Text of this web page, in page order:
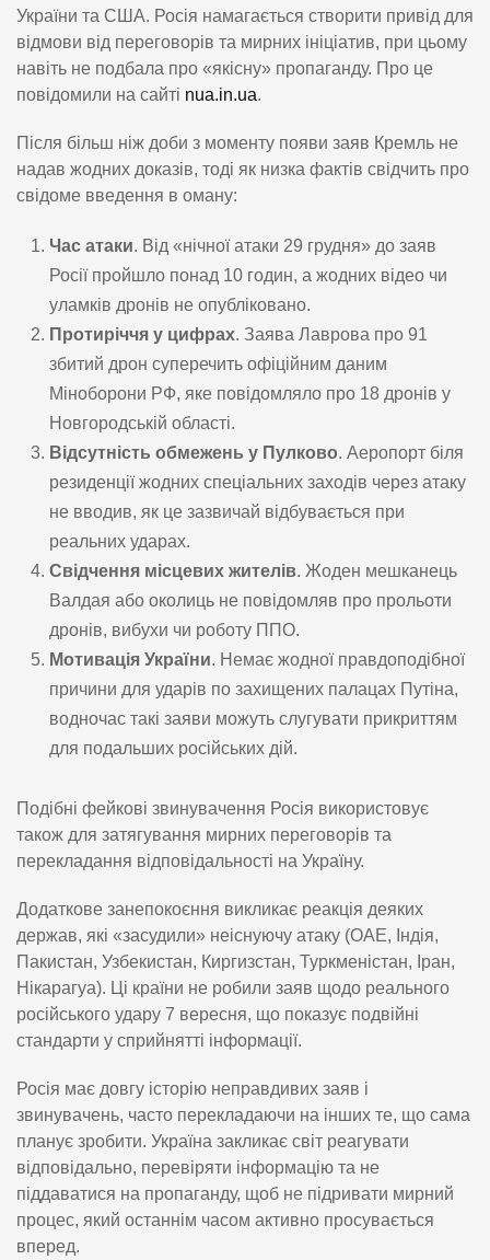
України та США. Росія намагається створити привід для
відмови від переговорів та мирних ініціатив, при цьому
навіть не подбала про «якісну» пропаганду. Про це
повідомили на сайті nua.in.ua.
Після більш ніж доби з моменту появи заяв Кремль не
надав жодних доказів, тоді як низка фактів свідчить про
свідоме введення в оману:
Час атаки. Від «нічної атаки 29 грудня» до заяв
Росії пройшло понад 10 годин, а жодних відео чи
уламків дронів не опубліковано.
Протиріччя у цифрах. Заява Лаврова про 91
збитий дрон суперечить офіційним даним
Міноборони РФ, яке повідомляло про 18 дронів у
Новгородській області.
Відсутність обмежень у Пулково. Аеропорт біля
резиденції жодних спеціальних заходів через атаку
не вводив, як це зазвичай відбувається при
реальних ударах.
Свідчення місцевих жителів. Жоден мешканець
Валдая або околиць не повідомляв про прольоти
дронів, вибухи чи роботу ППО.
Мотивація України. Немає жодної правдоподібної
причини для ударів по захищених палацах Путіна,
водночас такі заяви можуть слугувати прикриттям
для подальших російських дій.
Подібні фейкові звинувачення Росія використовує
також для затягування мирних переговорів та
перекладання відповідальності на Україну.
Додаткове занепокоєння викликає реакція деяких
держав, які «засудили» неіснуючу атаку (ОАЕ, Індія,
Пакистан, Узбекистан, Киргизстан, Туркменістан, Іран,
Нікарагуа). Ці країни не робили заяв щодо реального
російського удару 7 вересня, що показує подвійні
стандарти у сприйнятті інформації.
Росія має довгу історію неправдивих заяв і
звинувачень, часто перекладаючи на інших те, що сама
планує зробити. Україна закликає світ реагувати
відповідально, перевіряти інформацію та не
піддаватися на пропаганду, щоб не підривати мирний
процес, який останнім часом активно просувається
вперед.